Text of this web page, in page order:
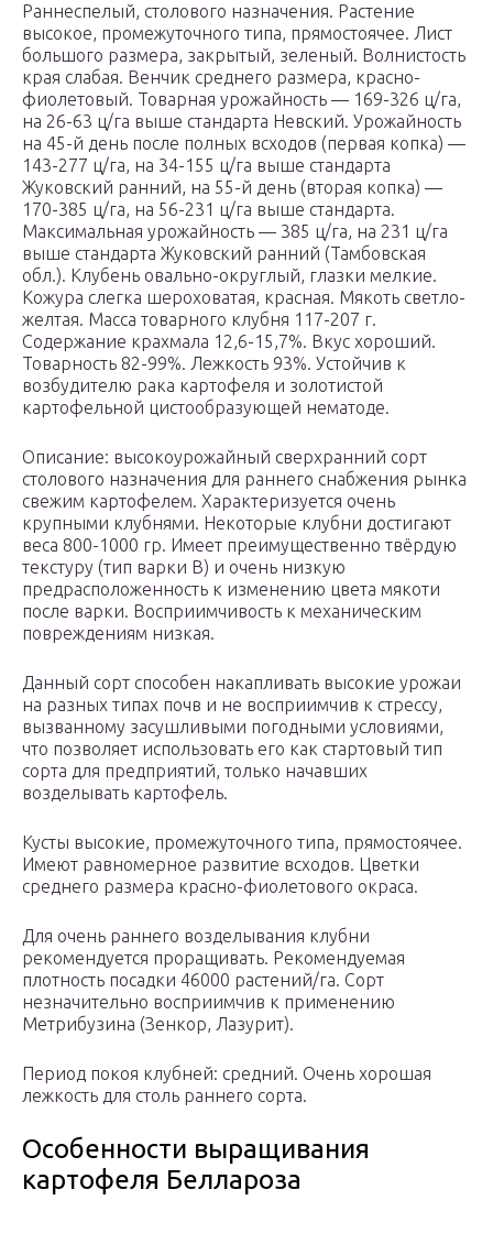
Раннеспелый, столового назначения. Растение
высокое, промежуточного типа, прямостоячее. Лист
большого размера, закрытый, зеленый. Волнистость
края слабая. Венчик среднего размера, красно-
фиолетовый. Товарная урожайность — 169-326 ц/га,
на 26-63 ц/га выше стандарта Невский. Урожайность
на 45-й день после полных всходов (первая копка) —
143-277 ц/га, на 34-155 ц/га выше стандарта
Жуковский ранний, на 55-й день (вторая копка) —
170-385 ц/га, на 56-231 ц/га выше стандарта.
Максимальная урожайность — 385 ц/га, на 231 ц/га
выше стандарта Жуковский ранний (Тамбовская
обл.). Клубень овально-округлый, глазки мелкие.
Кожура слегка шероховатая, красная. Мякоть светло-
желтая. Масса товарного клубня 117-207 г.
Содержание крахмала 12,6-15,7%. Вкус хороший.
Товарность 82-99%. Лежкость 93%. Устойчив к
возбудителю рака картофеля и золотистой
картофельной цистообразующей нематоде.
Описание: высокоурожайный сверхранний сорт
столового назначения для раннего снабжения рынка
свежим картофелем. Характеризуется очень
крупными клубнями. Некоторые клубни достигают
веса 800-1000 гр. Имеет преимущественно твёрдую
текстуру (тип варки В) и очень низкую
предрасположенность к изменению цвета мякоти
после варки. Восприимчивость к механическим
повреждениям низкая.
Данный сорт способен накапливать высокие урожаи
на разных типах почв и не восприимчив к стрессу,
вызванному засушливыми погодными условиями,
что позволяет использовать его как стартовый тип
сорта для предприятий, только начавших
возделывать картофель.
Кусты высокие, промежуточного типа, прямостоячее.
Имеют равномерное развитие всходов. Цветки
среднего размера красно-фиолетового окраса.
Для очень раннего возделывания клубни
рекомендуется проращивать. Рекомендуемая
плотность посадки 46000 растений/га. Сорт
незначительно восприимчив к применению
Метрибузина (Зенкор, Лазурит).
Период покоя клубней: средний. Очень хорошая
лежкость для столь раннего сорта.
Особенности выращивания
картофеля Беллароза